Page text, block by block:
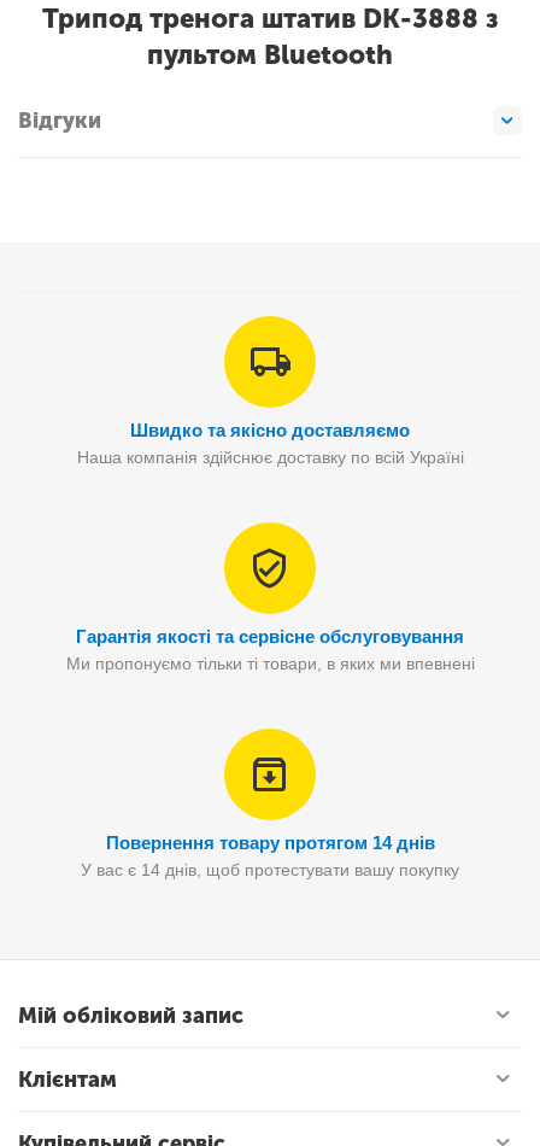
Трипод тренога штатив DK-3888 з
пультом Bluetooth
Відгуки
Швидко та якісно доставляємо
Наша компанія здійснює доставку по всій Україні
Гарантія якості та сервісне обслуговування
Ми пропонуємо тільки ті товари, в яких ми впевнені
Повернення товару протягом 14 днів
У вас є 14 днів, щоб протестувати вашу покупку
Мій обліковий запис
Клієнтам